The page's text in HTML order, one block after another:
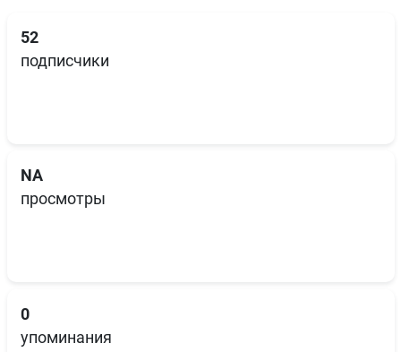
52
подписчики
NA
просмотры
0
упоминания